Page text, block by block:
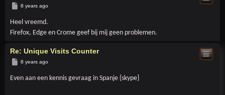
Post
8 years ago
Heel vreemd.
Firefox, Edge en Crome geef bij mij geen problemen.
Re: Unique Visits Counter
Post
8 years ago
Even aan een kennis gevraag in Spanje {skype}